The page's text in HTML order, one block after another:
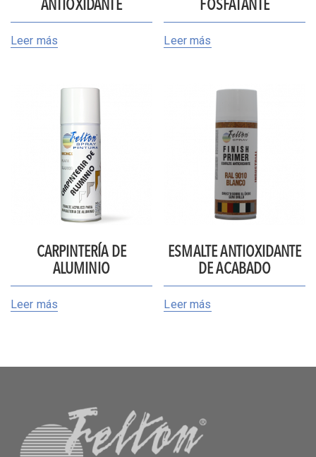
ANTIOXIDANTE
Leer más
FOSFATANTE
Leer más
CARPINTERÍA DE
ALUMINIO
Leer más
ESMALTE ANTIOXIDANTE
DE ACABADO
Leer más